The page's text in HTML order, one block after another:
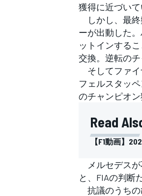
獲得に近づいて
しかし、最終
ーが出動した
ットインする
交換。逆転のチ
そしてファイ
フェルスタッ
のチャンピオン
Read
【F1動画】
メルセデスが
と、FIAの判断だ
抗議のうちの